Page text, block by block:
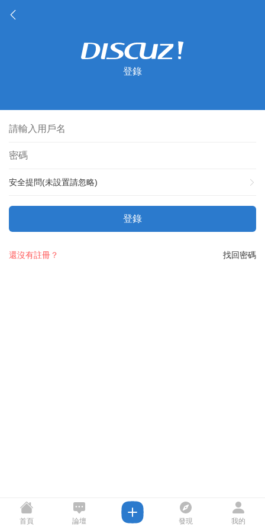
登錄
安全提問(未設置請忽略)
登錄
找回密碼
還沒有註冊？
首頁 論壇 發現 我的